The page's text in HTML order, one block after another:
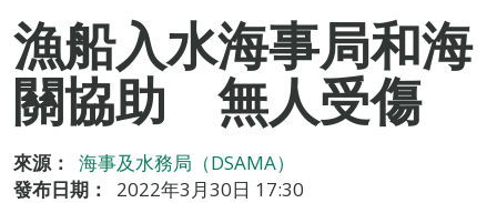
漁船入水海事局和海
關協助 無人受傷
來源：
海事及水務局（DSAMA）
發布日期：
2022年3月30日 17:30